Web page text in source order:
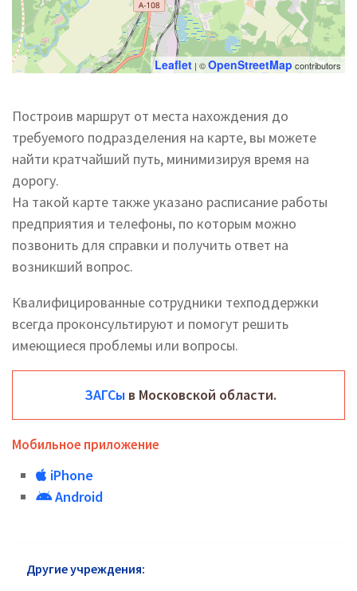
Leaflet | ©OpenStreetMap contributors
Построив маршрут от места нахождения до
требуемого подразделения на карте, вы можете
найти кратчайший путь, минимизируя время на
дорогу.
На такой карте также указано расписание работы
предприятия и телефоны, по которым можно
позвонить для справки и получить ответ на
возникший вопрос.
Квалифицированные сотрудники техподдержки
всегда проконсультируют и помогут решить
имеющиеся проблемы или вопросы.
ЗАГСы в Московской области.
Мобильное приложение
iPhone
Android
Другие учреждения: